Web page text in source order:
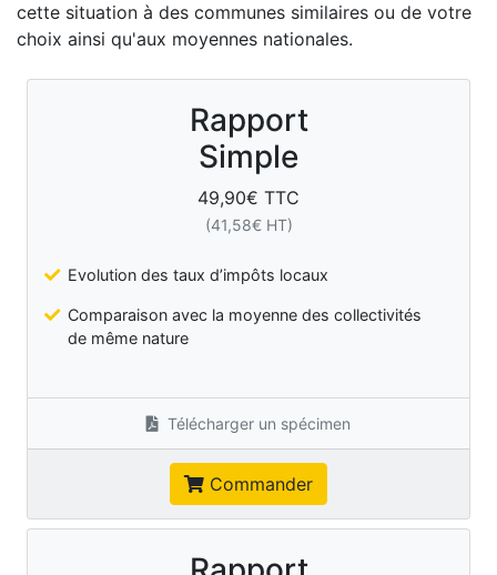
cette situation à des communes similaires ou de votre
choix ainsi qu'aux moyennes nationales.
Rapport
Simple
49,90€ TTC
(41,58€ HT)
Evolution des taux d’impôts locaux
Comparaison avec la moyenne des collectivités
de même nature
Télécharger un spécimen
Commander